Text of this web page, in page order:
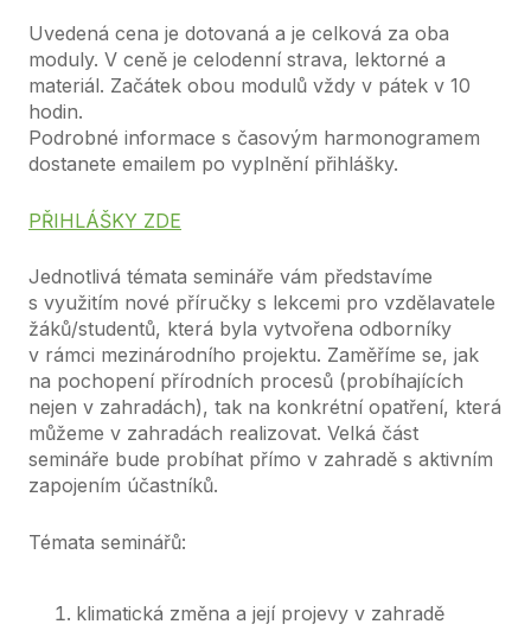
Uvedená cena je dotovaná a je celková za oba
moduly. V ceně je celodenní strava, lektorné a
materiál. Začátek obou modulů vždy v pátek v 10
hodin.
Podrobné informace s časovým harmonogramem
dostanete emailem po vyplnění přihlášky.
PŘIHLÁŠKY ZDE
Jednotlivá témata semináře vám představíme
s využitím nové příručky s lekcemi pro vzdělavatele
žáků/studentů, která byla vytvořena odborníky
v rámci mezinárodního projektu. Zaměříme se, jak
na pochopení přírodních procesů (probíhajících
nejen v zahradách), tak na konkrétní opatření, která
můžeme v zahradách realizovat. Velká část
semináře bude probíhat přímo v zahradě s aktivním
zapojením účastníků.
Témata seminářů:
klimatická změna a její projevy v zahradě